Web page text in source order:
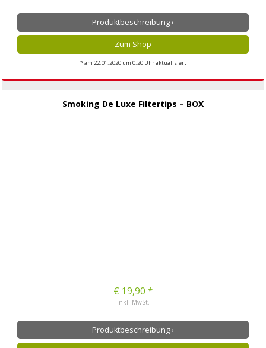
Produktbeschreibung ›
Zum Shop
* am 22.01.2020 um 0:20 Uhr aktualisiert
Smoking De Luxe Filtertips – BOX
€ 19,90 *
inkl. MwSt.
Produktbeschreibung ›